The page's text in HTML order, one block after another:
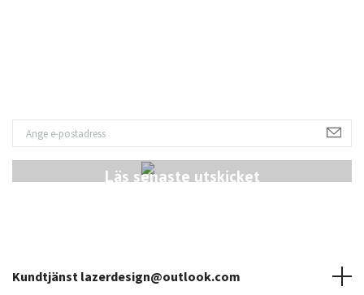
Läs senaste utskicket
Kundtjänst lazerdesign@outlook.com